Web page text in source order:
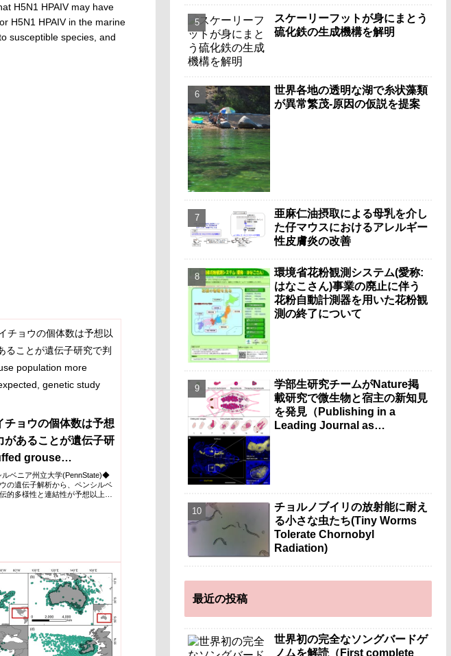
H5N1 HPAIV may have
H5N1 HPAIV in the marine
susceptible species, and
チョウの個体数は予想
があることが遺伝子研
grouse
resilient than
study finds)
ルベニア州立大学(PennState)◆
の遺伝子解析から、ペンシルベ
的多様性と連結性が予想以上
スケーリーフットが身にまとう
硫化鉄の生成機構を解明
世界各地の透明な湖で糸状藻類
が異常繁茂-原因の仮説を提案
亜麻仁油摂取による母乳を介し
た仔マウスにおけるアレルギー
性皮膚炎の改善
環境省花粉観測システム(愛称:
はなこさん)事業の廃止に伴う
花粉自動計測器を用いた花粉観
測の終了について
学部生研究チームがNature掲
載研究で微生物と宿主の新知見
を発見（Publishing in a
Leading Journal as
チョルノブイリの放射能に耐え
る小さな虫たち(Tiny Worms
Tolerate Chornobyl
Radiation)
最近の投稿
世界初の完全なソングバードゲ
ノムを解読（First complete